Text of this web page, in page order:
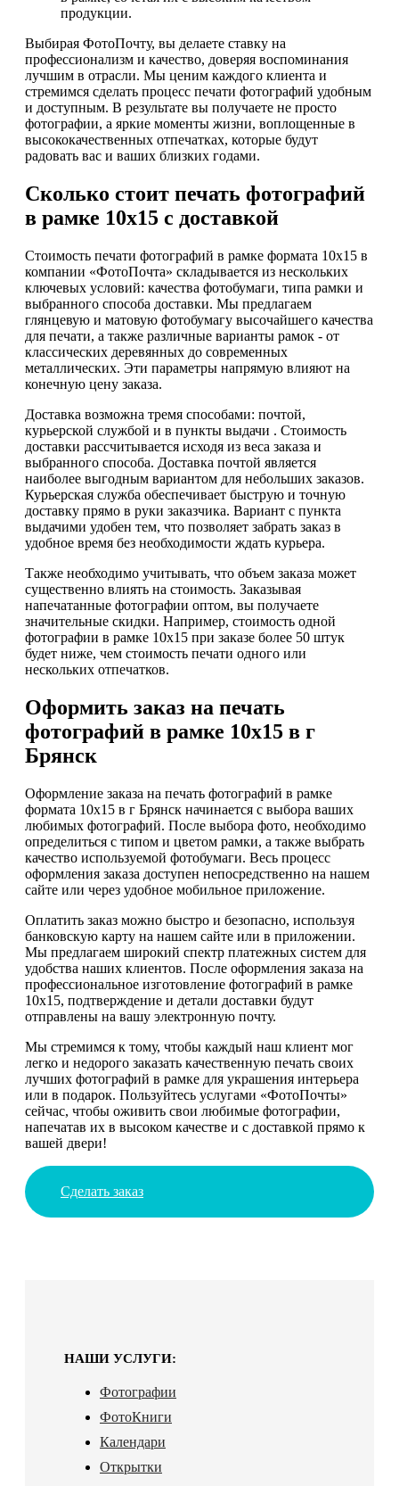
продукции.
Выбирая ФотоПочту, вы делаете ставку на
профессионализм и качество, доверяя воспоминания
лучшим в отрасли. Мы ценим каждого клиента и
стремимся сделать процесс печати фотографий удобным
и доступным. В результате вы получаете не просто
фотографии, а яркие моменты жизни, воплощенные в
высококачественных отпечатках, которые будут
радовать вас и ваших близких годами.
Сколько стоит печать фотографий
в рамке 10х15 с доставкой
Стоимость печати фотографий в рамке формата 10х15 в
компании «ФотоПочта» складывается из нескольких
ключевых условий: качества фотобумаги, типа рамки и
выбранного способа доставки. Мы предлагаем
глянцевую и матовую фотобумагу высочайшего качества
для печати, а также различные варианты рамок - от
классических деревянных до современных
металлических. Эти параметры напрямую влияют на
конечную цену заказа.
Доставка возможна тремя способами: почтой,
курьерской службой и в пункты выдачи . Стоимость
доставки рассчитывается исходя из веса заказа и
выбранного способа. Доставка почтой является
наиболее выгодным вариантом для небольших заказов.
Курьерская служба обеспечивает быструю и точную
доставку прямо в руки заказчика. Вариант с пункта
выдачими удобен тем, что позволяет забрать заказ в
удобное время без необходимости ждать курьера.
Также необходимо учитывать, что объем заказа может
существенно влиять на стоимость. Заказывая
напечатанные фотографии оптом, вы получаете
значительные скидки. Например, стоимость одной
фотографии в рамке 10х15 при заказе более 50 штук
будет ниже, чем стоимость печати одного или
нескольких отпечатков.
Оформить заказ на печать
фотографий в рамке 10х15 в г
Брянск
Оформление заказа на печать фотографий в рамке
формата 10х15 в г Брянск начинается с выбора ваших
любимых фотографий. После выбора фото, необходимо
определиться с типом и цветом рамки, а также выбрать
качество используемой фотобумаги. Весь процесс
оформления заказа доступен непосредственно на нашем
сайте или через удобное мобильное приложение.
Оплатить заказ можно быстро и безопасно, используя
банковскую карту на нашем сайте или в приложении.
Мы предлагаем широкий спектр платежных систем для
удобства наших клиентов. После оформления заказа на
профессиональное изготовление фотографий в рамке
10х15, подтверждение и детали доставки будут
отправлены на вашу электронную почту.
Мы стремимся к тому, чтобы каждый наш клиент мог
легко и недорого заказать качественную печать своих
лучших фотографий в рамке для украшения интерьера
или в подарок. Пользуйтесь услугами «ФотоПочты»
сейчас, чтобы оживить свои любимые фотографии,
напечатав их в высоком качестве и с доставкой прямо к
вашей двери!
Сделать заказ
НАШИ УСЛУГИ:
Фотографии
ФотоКниги
Календари
Открытки